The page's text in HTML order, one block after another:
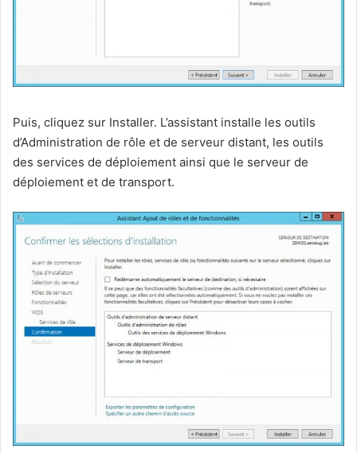
Puis, cliquez sur Installer. L’assistant installe les outils
d’Administration de rôle et de serveur distant, les outils
des services de déploiement ainsi que le serveur de
déploiement et de transport.